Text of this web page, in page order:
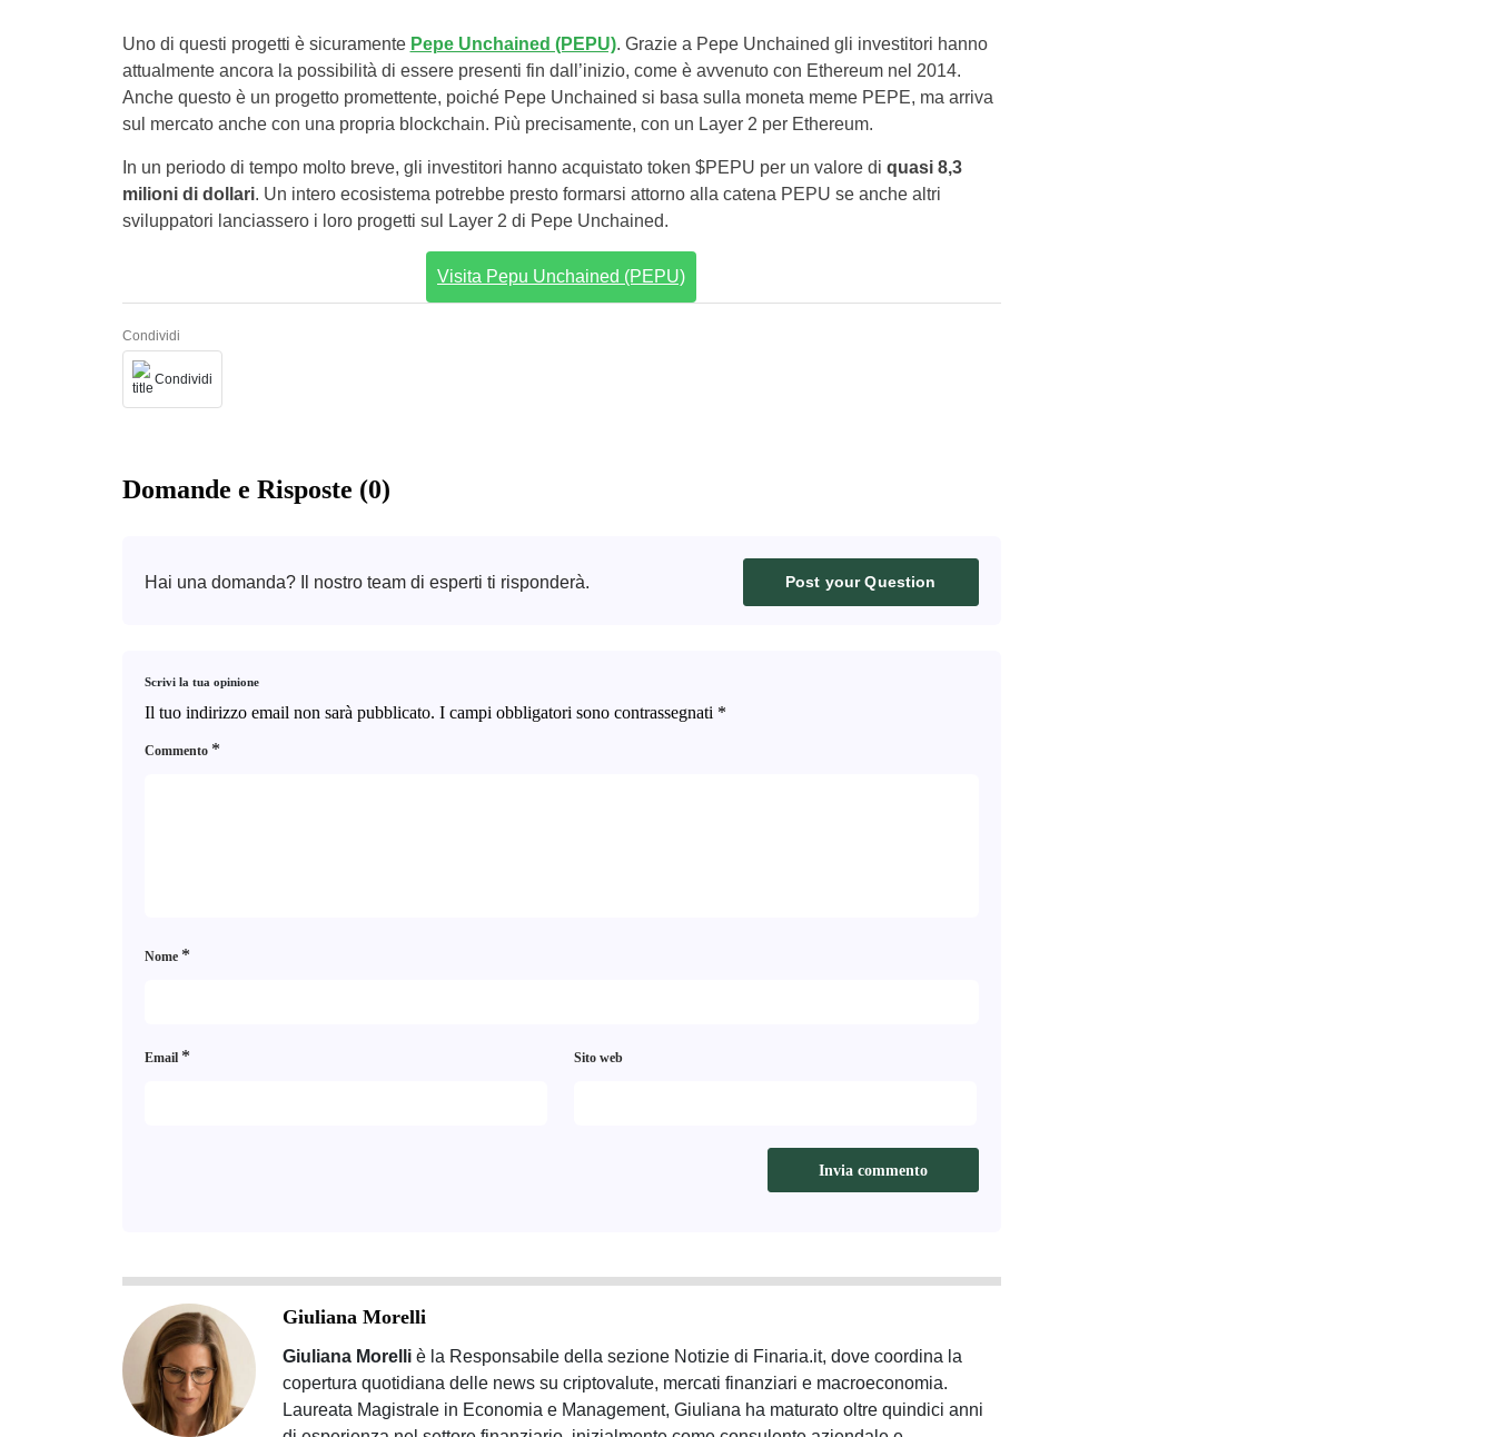
Uno di questi progetti è sicuramente Pepe Unchained (PEPU). Grazie a Pepe Unchained gli investitori hanno
attualmente ancora la possibilità di essere presenti fin dall’inizio, come è avvenuto con Ethereum nel 2014.
Anche questo è un progetto promettente, poiché Pepe Unchained si basa sulla moneta meme PEPE, ma arriva
sul mercato anche con una propria blockchain. Più precisamente, con un Layer 2 per Ethereum.
In un periodo di tempo molto breve, gli investitori hanno acquistato token $PEPU per un valore di quasi 8,3
milioni di dollari. Un intero ecosistema potrebbe presto formarsi attorno alla catena PEPU se anche altri
sviluppatori lanciassero i loro progetti sul Layer 2 di Pepe Unchained.
Visita Pepu Unchained (PEPU)
Condividi
Condividi
Domande e Risposte (0)
Hai una domanda? Il nostro team di esperti ti risponderà. Post your Question
Scrivi la tua opinione
Il tuo indirizzo email non sarà pubblicato. I campi obbligatori sono contrassegnati *
Commento *
Nome *
Email * Sito web
Giuliana Morelli
Giuliana Morelliè la Responsabile della sezione Notizie di Finaria.it, dove coordina la
copertura quotidiana delle news su criptovalute, mercati finanziari e macroeconomia.
Laureata Magistrale in Economia e Management, Giuliana ha maturato oltre quindici anni